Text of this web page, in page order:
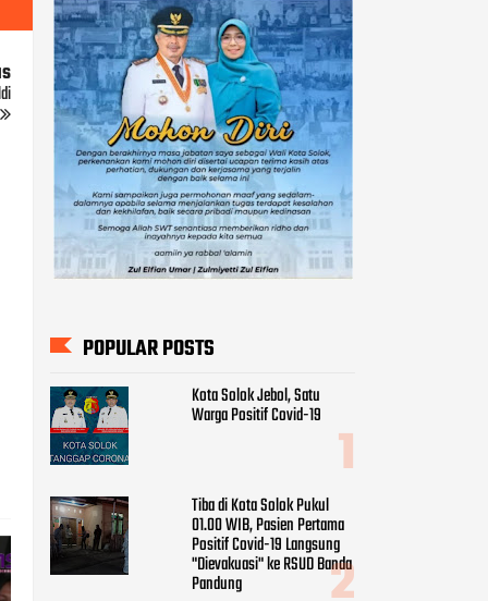
POPULAR POSTS
Kota Solok Jebol, Satu
Warga Positif Covid-19
Tiba di Kota Solok Pukul
01.00 WIB, Pasien Pertama
Positif Covid-19 Langsung
"Dievakuasi" ke RSUD Banda
Pandung